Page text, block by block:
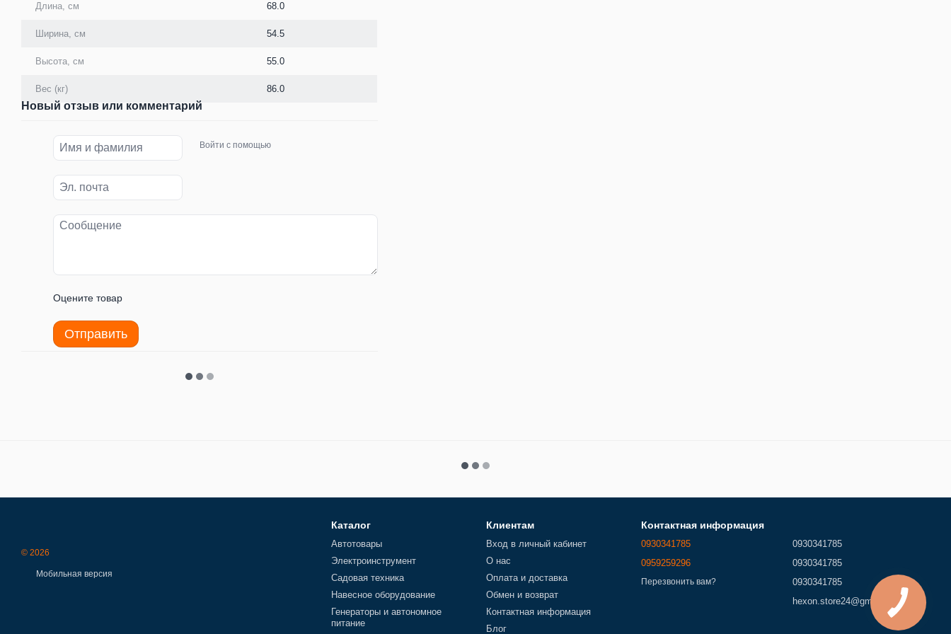
Длина, см 68.0
Ширина, см 54.5
Высота, см 55.0
Вес (кг) 86.0
Новый отзыв или комментарий
Войти с помощью
Оцените товар
Отправить
© 2026
Мобильная версия
Каталог
Автотовары
Электроинструмент
Садовая техника
Навесное оборудование
Генераторы и автономное
питание
Клиентам
Вход в личный кабинет
О нас
Оплата и доставка
Обмен и возврат
Контактная информация
Блог
Контактная информация
0930341785
0959259296
Перезвонить вам?
0930341785
0930341785
0930341785
hexon.store24@gmail.com